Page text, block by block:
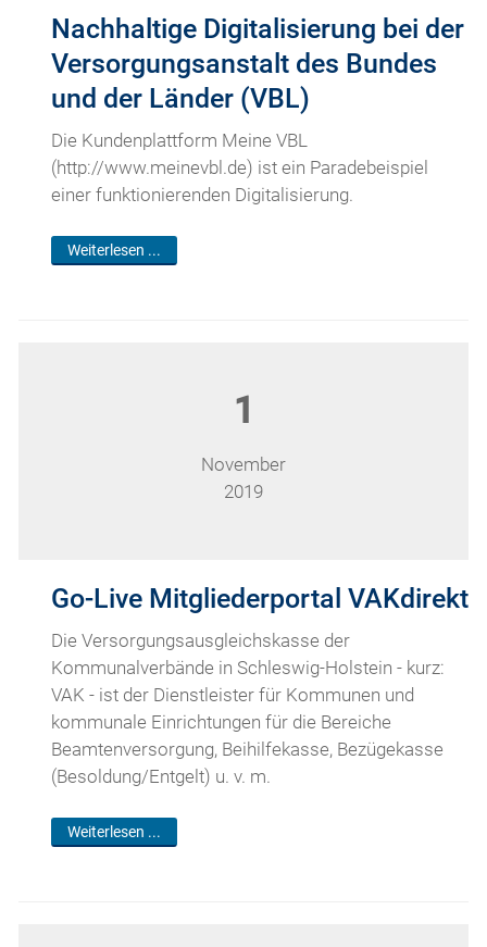
Nachhaltige Digitalisierung bei der
Versorgungsanstalt des Bundes
und der Länder (VBL)
Die Kundenplattform Meine VBL
(http://www.meinevbl.de) ist ein Paradebeispiel
einer funktionierenden Digitalisierung.
Weiterlesen ...
1
November
2019
Go-Live Mitgliederportal VAKdirekt
Die Versorgungsausgleichskasse der
Kommunalverbände in Schleswig-Holstein - kurz:
VAK - ist der Dienstleister für Kommunen und
kommunale Einrichtungen für die Bereiche
Beamtenversorgung, Beihilfekasse, Bezügekasse
(Besoldung/Entgelt) u. v. m.
Weiterlesen ...